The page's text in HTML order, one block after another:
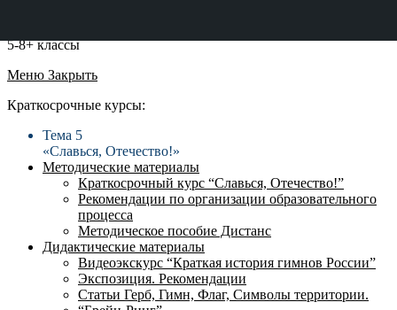
5-8+ классы
Меню Закрыть
Краткосрочные курсы:
Тема 5
«Славься, Отечество!»
Методические материалы
Краткосрочный курс “Славься, Отечество!”
Рекомендации по организации образовательного
процесса
Методическое пособие Дистанс
Дидактические материалы
Видеоэкскурс “Краткая история гимнов России”
Экспозиция. Рекомендации
Статьи Герб, Гимн, Флаг, Символы территории.